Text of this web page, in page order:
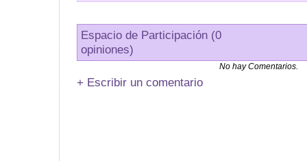
Espacio de Participación (0
opiniones)
No hay Comentarios.
+ Escribir un comentario